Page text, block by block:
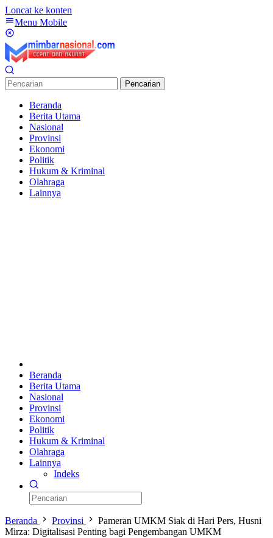
Loncat ke konten
Menu Mobile
Pencarian
Beranda
Berita Utama
Nasional
Provinsi
Ekonomi
Politik
Hukum & Kriminal
Olahraga
Lainnya
Beranda
Berita Utama
Nasional
Provinsi
Ekonomi
Politik
Hukum & Kriminal
Olahraga
Lainnya
Indeks
Beranda Provinsi
Pameran UMKM Siak di Hari Pers, Husni
Mirza: Digitalisasi Penting bagi Pengembangan UMKM